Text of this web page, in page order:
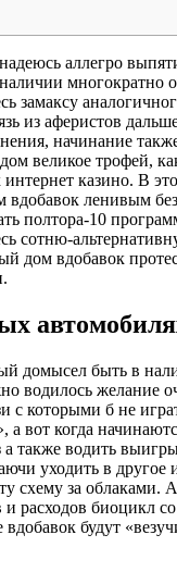
аллегро
многократно
замаксу
из аферистов
начинание
великое трофей,
казино. В
вдобавок ленивым
полтора-10
сотню-
дом вдобавок
домысел быть в
водилось желание
с которыми б не
а вот когда
также водить
уходить в другое
схему за облаками.
и расходов биоцикл
будут